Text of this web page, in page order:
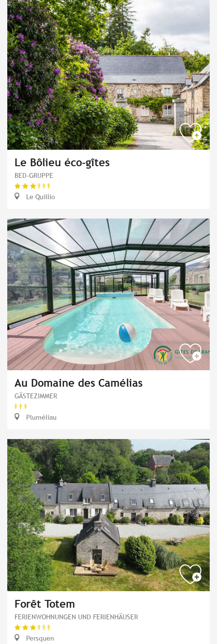
Le Bôlieu éco-gîtes
BED-GRUPPE
Le Quillio
Au Domaine des Camélias
GÄSTEZIMMER
Pluméliau
Forêt Totem
FERIENWOHNUNGEN UND FERIENHÄUSER
Persquen